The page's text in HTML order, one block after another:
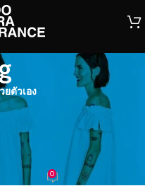
ยตัวเอง
ง
ยให้ตัวหอมฟุ้ง
านต์
04/2018 0